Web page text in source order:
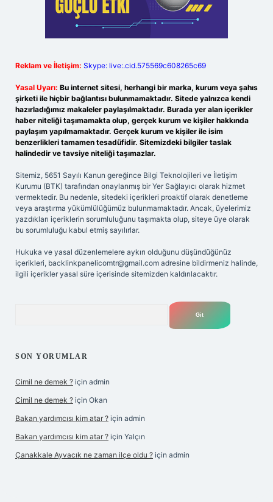
Reklam ve İletişim: Skype: live:.cid.575569c608265c69
Yasal Uyarı: Bu internet sitesi, herhangi bir marka, kurum veya şahıs
şirketi ile hiçbir bağlantısı bulunmamaktadır. Sitede yalnızca kendi
hazırladığımız makaleler paylaşılmaktadır. Burada yer alan içerikler
haber niteliği taşımamakta olup, gerçek kurum ve kişiler hakkında
paylaşım yapılmamaktadır. Gerçek kurum ve kişiler ile isim
benzerlikleri tamamen tesadüfidir. Sitemizdeki bilgiler taslak
halindedir ve tavsiye niteliği taşımazlar.
Sitemiz, 5651 Sayılı Kanun gereğince Bilgi Teknolojileri ve İletişim
Kurumu (BTK) tarafından onaylanmış bir Yer Sağlayıcı olarak hizmet
vermektedir. Bu nedenle, sitedeki içerikleri proaktif olarak denetleme
veya araştırma yükümlülüğümüz bulunmamaktadır. Ancak, üyelerimiz
yazdıkları içeriklerin sorumluluğunu taşımakta olup, siteye üye olarak
bu sorumluluğu kabul etmiş sayılırlar.
Hukuka ve yasal düzenlemelere aykırı olduğunu düşündüğünüz
içerikleri, backlinkpanelicomtr@gmail.com adresine bildirmeniz halinde,
ilgili içerikler yasal süre içerisinde sitemizden kaldırılacaktır.
SON YORUMLAR
Cimil ne demek ? için admin
Cimil ne demek ? için Okan
Bakan yardımcısı kim atar ? için admin
Bakan yardımcısı kim atar ? için Yalçın
Çanakkale Ayvacık ne zaman ilçe oldu ? için admin